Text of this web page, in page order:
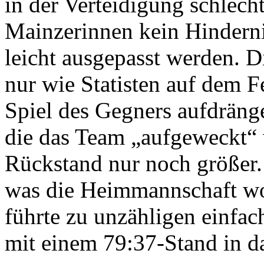
Mainzerinnen kein
leicht ausgepasst werden.
nur wie Statisten auf dem
Spiel des Gegners
die das Team
Rückstand nur noch
was die Heimmannschaft
führte zu unzähligen
mit einem 79:37-Stand in